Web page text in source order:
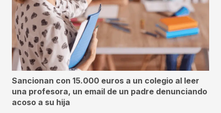
Sancionan con 15.000 euros a un colegio al leer
una profesora, un email de un padre denunciando
acoso a su hija